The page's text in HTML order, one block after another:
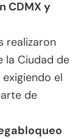
CDMX y
realizaron
la Ciudad de
el
de